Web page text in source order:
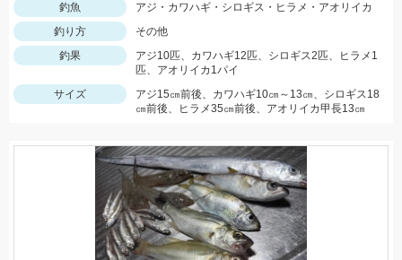
釣魚
アジ・カワハギ・シロギス・ヒラメ・アオリイカ
釣り方
その他
釣果
アジ10匹、カワハギ12匹、シロギス2匹、ヒラメ1
匹、アオリイカ1パイ
サイズ
アジ15㎝前後、カワハギ10㎝～13㎝、シロギス18
㎝前後、ヒラメ35㎝前後、アオリイカ甲長13㎝